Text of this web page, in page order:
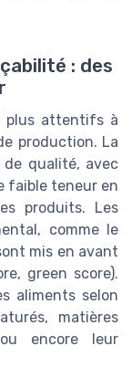
: des
plus attentifs à
production. La
qualité, avec
faible teneur en
produits. Les
comme le
mis en avant
green score).
aliments selon
matières
encore leur